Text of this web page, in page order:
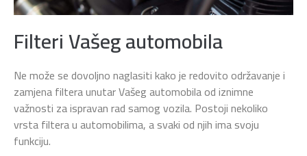
Filteri Vašeg automobila
Ne može se dovoljno naglasiti kako je redovito održavanje i
zamjena filtera unutar Vašeg automobila od iznimne
važnosti za ispravan rad samog vozila. Postoji nekoliko
vrsta filtera u automobilima, a svaki od njih ima svoju
funkciju.